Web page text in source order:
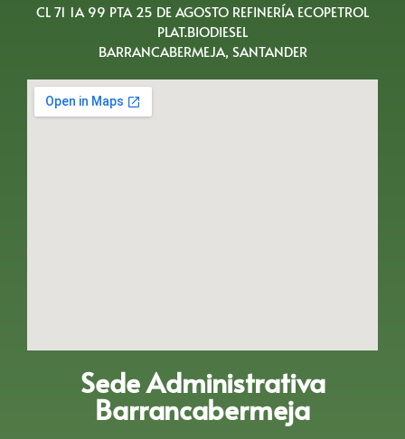
CL 71 1A 99 PTA 25 DE AGOSTO REFINERÍA ECOPETROL
PLAT.BIODIESEL
BARRANCABERMEJA, SANTANDER
Sede Administrativa
Barrancabermeja